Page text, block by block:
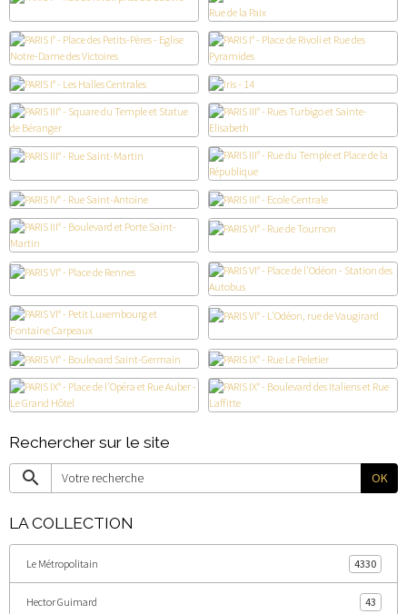
Rechercher sur le site
OK
LA COLLECTION
Le Métropolitain 4330
Hector Guimard 43